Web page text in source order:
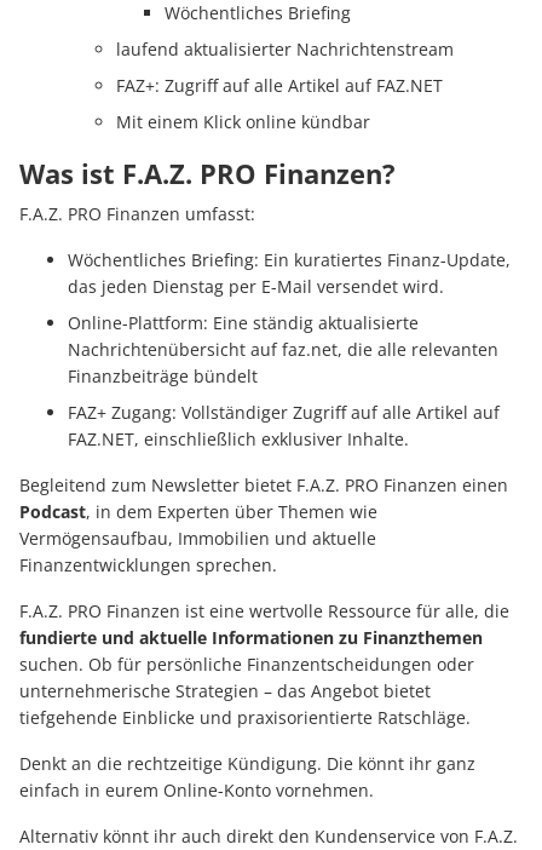
Wöchentliches Briefing
laufend aktualisierter Nachrichtenstream
FAZ+: Zugriff auf alle Artikel auf FAZ.NET
Mit einem Klick online kündbar
Was ist F.A.Z. PRO Finanzen?
F.A.Z. PRO Finanzen umfasst:
Wöchentliches Briefing: Ein kuratiertes Finanz-Update,
das jeden Dienstag per E-Mail versendet wird.
Online-Plattform: Eine ständig aktualisierte
Nachrichtenübersicht auf faz.net, die alle relevanten
Finanzbeiträge bündelt
FAZ+ Zugang: Vollständiger Zugriff auf alle Artikel auf
FAZ.NET, einschließlich exklusiver Inhalte.
Begleitend zum Newsletter bietet F.A.Z. PRO Finanzen einen
Podcast, in dem Experten über Themen wie
Vermögensaufbau, Immobilien und aktuelle
Finanzentwicklungen sprechen.
F.A.Z. PRO Finanzen ist eine wertvolle Ressource für alle, die
fundierte und aktuelle Informationen zu Finanzthemen
suchen. Ob für persönliche Finanzentscheidungen oder
unternehmerische Strategien – das Angebot bietet
tiefgehende Einblicke und praxisorientierte Ratschläge.
Denkt an die rechtzeitige Kündigung. Die könnt ihr ganz
einfach in eurem Online-Konto vornehmen.
Alternativ könnt ihr auch direkt den Kundenservice von F.A.Z.